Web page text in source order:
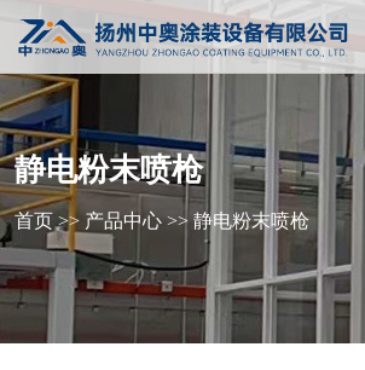
静电粉末喷枪
首页 >> 产品中心 >>静电粉末喷枪